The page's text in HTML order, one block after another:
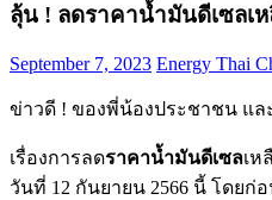
ลุ้น ! ลดราคาน้ำมันดีเซลเ
September 7, 2023 Energy Thai
ข่าวดี ! ของพี่น้องประชาชน แล
เรื่องการลดราคาน้ำมันดีเซลเห
วันที่ 12 กันยายน 2566 นี้ โดยก่